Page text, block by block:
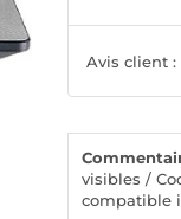
Avis client :
visibles /
compatible